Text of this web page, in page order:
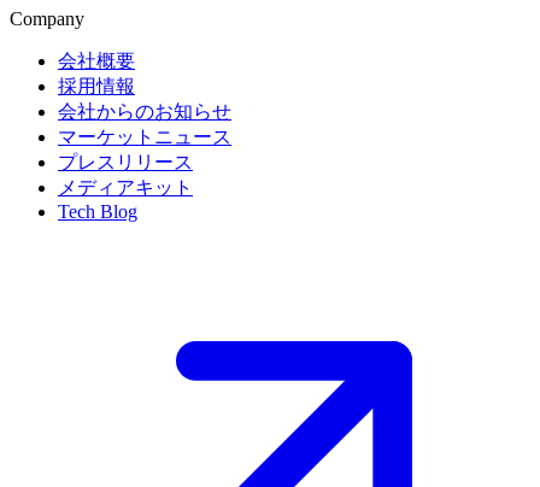
Company
会社概要
採用情報
会社からのお知らせ
マーケットニュース
プレスリリース
メディアキット
Tech Blog